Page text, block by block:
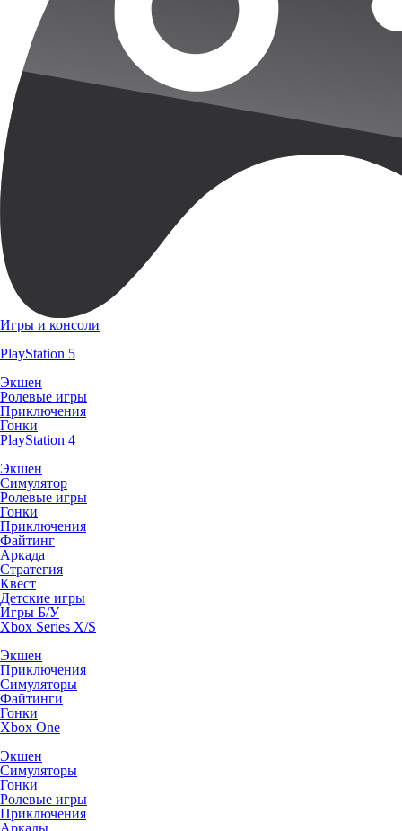
Игры и консоли
PlayStation 5
Экшен
Ролевые игры
Приключения
Гонки
PlayStation 4
Экшен
Симулятор
Ролевые игры
Гонки
Приключения
Файтинг
Аркада
Стратегия
Квест
Детские игры
Игры Б/У
Xbox Series X/S
Экшен
Приключения
Симуляторы
Файтинги
Гонки
Xbox One
Экшен
Симуляторы
Гонки
Ролевые игры
Приключения
Аркады